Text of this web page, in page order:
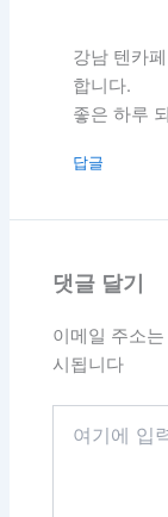
강남 텐카
합니다.
좋은 하루
답글
댓글 달기
이메일 주소
시됩니다